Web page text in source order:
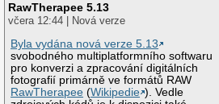
RawTherapee 5.13
včera 12:44 | Nová verze
Byla vydána nová verze 5.13
svobodného multiplatformního softwaru
pro konverzi a zpracování digitálních
fotografií primárně ve formátů RAW
RawTherapee (Wikipedie ). Vedle